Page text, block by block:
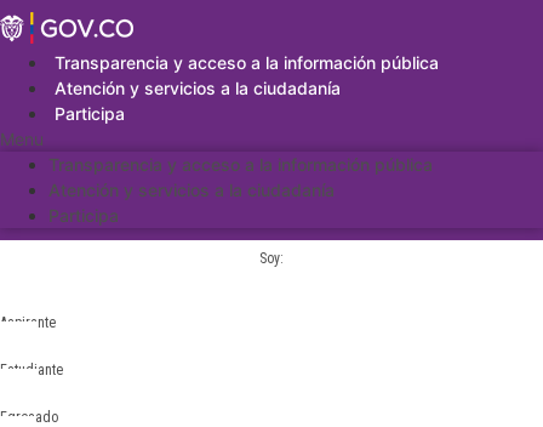
Saltar
al
contenidoTransparencia y acceso a la información pública
Atención y servicios a la ciudadanía
Participa
Menu
Transparencia y acceso a la información pública
Atención y servicios a la ciudadanía
Participa
Soy:
Aspirante
Estudiante
Egresado